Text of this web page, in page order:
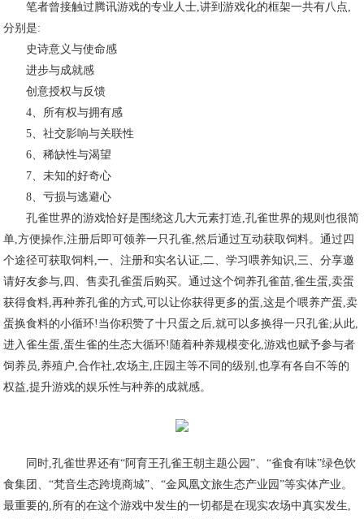
笔者曾接触过腾讯游戏的专业人士,讲到游戏化的框架一共有八点,
分别是:
史诗意义与使命感
进步与成就感
创意授权与反馈
4、所有权与拥有感
5、社交影响与关联性
6、稀缺性与渴望
7、未知的好奇心
8、亏损与逃避心
孔雀世界的游戏恰好是围绕这几大元素打造,孔雀世界的规则也很简
单,方便操作,注册后即可领养一只孔雀,然后通过互动获取饲料。通过四
个途径可获取饲料,一、注册和实名认证,二、学习喂养知识,三、分享邀
请好友参与,四、售卖孔雀蛋后购买。通过这个饲养孔雀苗,雀生蛋,卖蛋
获得食料,再种养孔雀的方式,可以让你获得更多的蛋,这是个喂养产蛋,卖
蛋换食料的小循环!当你积赞了十只蛋之后,就可以多换得一只孔雀;从此,
进入雀生蛋,蛋生雀的生态大循环!随着种养规模变化,游戏也赋予参与者
饲养员,养殖户,合作社,农场主,庄园主等不同的级别,也享有各自不等的
权益,提升游戏的娱乐性与种养的成就感。
同时,孔雀世界还有“阿育王孔雀王朝主题公园”、“雀食有味”绿色饮
食集团、“梵音生态跨境商城”、“金凤凰文旅生态产业园”等实体产业。
最重要的,所有的在这个游戏中发生的一切都是在现实农场中真实发生,